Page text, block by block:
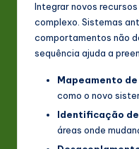
Integrar novos
complexo. Sistemas
comportamentos não
sequência ajuda a
Mapeamento
como o novo
Identificação de
áreas onde